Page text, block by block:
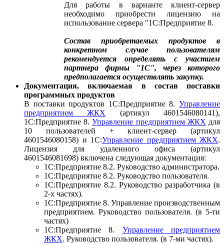
Для работы в варианте клиент-сервер
необходимо приобрести лицензию на
использование сервера "1С:Предприятие 8.
Состав приобретаемых продуктов в
конкретном случае пользователям
рекомендуется определять с участием
партнера фирмы "1С", через которого
предполагается осуществлять закупку.
Документация, включаемая в состав поставки
программных продуктов
В поставки продуктов 1С:Предприятие 8. Управление
предприятием ЖКХ (артикул 4601546080141),
1С:Предприятие 8.Управление предприятием ЖКХ для
10 пользователей + клиент-сервер (артикул
4601546080158) и 1С:Управление предприятием ЖКХ.
Лицензия для удаленного офиса (артикул
4601546081698) включена следующая документация:
1С:Предприятие 8.2. Руководство администратора.
1С:Предприятие 8.2. Руководство пользователя.
1С:Предприятие 8.2. Руководство разработчика (в
2-х частях).
1С:Предприятие 8. Управление производственным
предприятием. Руководство пользователя. (в 5-ти
частях)
1С:Предприятие 8. Управление предприятием
ЖКХ. Руководство пользователя. (в 7-ми частях).